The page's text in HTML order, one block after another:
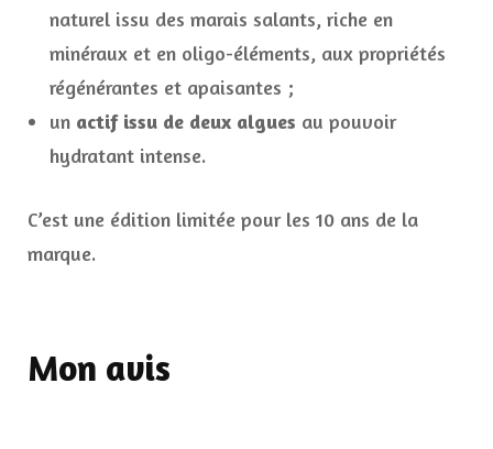
naturel issu des marais salants, riche en
minéraux et en oligo-éléments, aux propriétés
régénérantes et apaisantes ;
un actif issu de deux algues au pouvoir
hydratant intense.
C’est une édition limitée pour les 10 ans de la
marque.
Mon avis